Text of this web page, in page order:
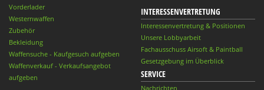
Vorderlader
Westernwaffen
Zubehör
Bekleidung
Waffensuche - Kaufgesuch aufgeben
Waffenverkauf - Verkaufsangebot
aufgeben
INTERESSENVERTRETUNG
Interessenvertretung & Positionen
Unsere Lobbyarbeit
Fachausschuss Airsoft & Paintball
Gesetzgebung im Überblick
SERVICE
Nachrichten